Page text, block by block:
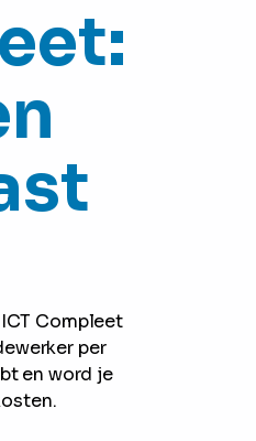
Compleet
per
en word je